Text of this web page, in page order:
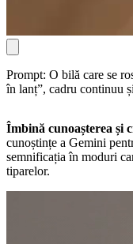
Prompt: O bilă care se
în lanț”, cadru continuu
Îmbină cunoașterea și
cunoștințe a Gemini
semnificația în moduri
tiparelor.